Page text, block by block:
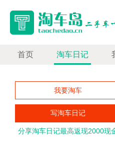
首页 淘车日记
我要淘车
写淘车日记
分享淘车日记最高返现2000现